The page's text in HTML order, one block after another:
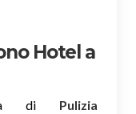
Hotel a
di Pulizia